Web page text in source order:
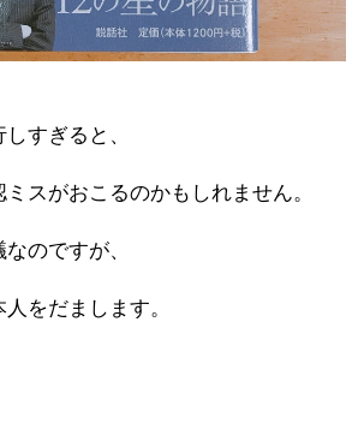
すぎると、
スがおこるのかもしれません。
のですが、
をだまします。